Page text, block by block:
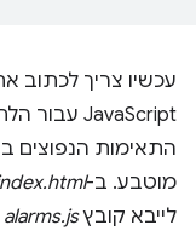
עכשיו צריך לכתוב
JavaScript עבור הלחצן החדש. זכרו מ
מוטבע. ב-
לייבא קובץalarms.js